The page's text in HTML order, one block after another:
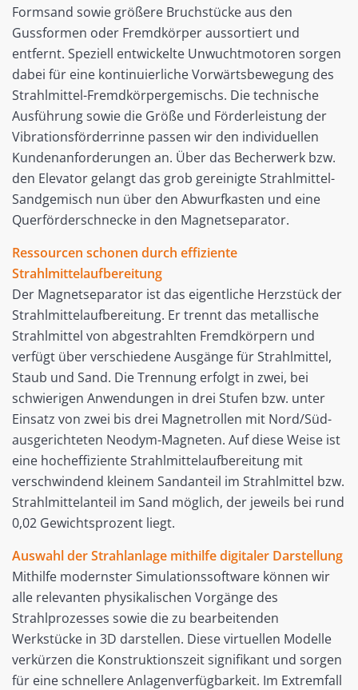
Formsand sowie größere Bruchstücke aus den
Gussformen oder Fremdkörper aussortiert und
entfernt. Speziell entwickelte Unwuchtmotoren sorgen
dabei für eine kontinuierliche Vorwärtsbewegung des
Strahlmittel-Fremdkörpergemischs. Die technische
Ausführung sowie die Größe und Förderleistung der
Vibrationsförderrinne passen wir den individuellen
Kundenanforderungen an. Über das Becherwerk bzw.
den Elevator gelangt das grob gereinigte Strahlmittel-
Sandgemisch nun über den Abwurfkasten und eine
Querförderschnecke in den Magnetseparator.
Ressourcen schonen durch effiziente
Strahlmittelaufbereitung
Der Magnetseparator ist das eigentliche Herzstück der
Strahlmittelaufbereitung. Er trennt das metallische
Strahlmittel von abgestrahlten Fremdkörpern und
verfügt über verschiedene Ausgänge für Strahlmittel,
Staub und Sand. Die Trennung erfolgt in zwei, bei
schwierigen Anwendungen in drei Stufen bzw. unter
Einsatz von zwei bis drei Magnetrollen mit Nord/Süd-
ausgerichteten Neodym-Magneten. Auf diese Weise ist
eine hocheffiziente Strahlmittelaufbereitung mit
verschwindend kleinem Sandanteil im Strahlmittel bzw.
Strahlmittelanteil im Sand möglich, der jeweils bei rund
0,02 Gewichtsprozent liegt.
Auswahl der Strahlanlage mithilfe digitaler Darstellung
Mithilfe modernster Simulationssoftware können wir
alle relevanten physikalischen Vorgänge des
Strahlprozesses sowie die zu bearbeitenden
Werkstücke in 3D darstellen. Diese virtuellen Modelle
verkürzen die Konstruktionszeit signifikant und sorgen
für eine schnellere Anlagenverfügbarkeit. Im Extremfall